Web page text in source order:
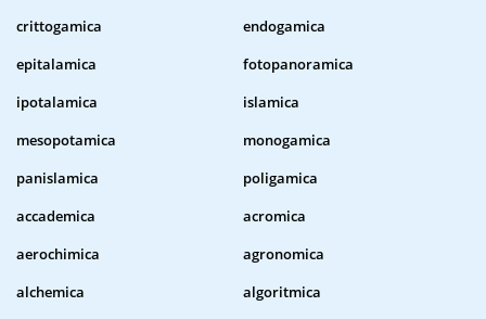
crittogamica
endogamica
epitalamica
fotopanoramica
ipotalamica
islamica
mesopotamica
monogamica
panislamica
poligamica
accademica
acromica
aerochimica
agronomica
alchemica
algoritmica